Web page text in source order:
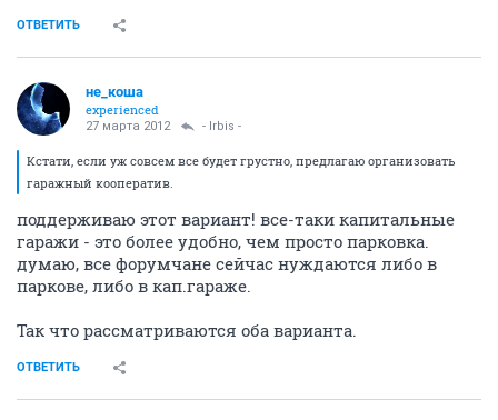
ОТВЕТИТЬ
не_коша
experienced
27 марта 2012 - Irbis -
Кстати, если уж совсем все будет грустно, предлагаю организовать
гаражный кооператив.
поддерживаю этот вариант! все-таки капитальные
гаражи - это более удобно, чем просто парковка.
думаю, все форумчане сейчас нуждаются либо в
паркове, либо в кап.гараже.
Так что рассматриваются оба варианта.
ОТВЕТИТЬ